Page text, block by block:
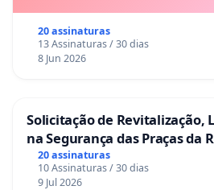
20 assinaturas
13 Assinaturas / 30 dias
8 Jun 2026
Solicitação de Revitalização,
na Segurança das Praças da
Sete Ilhas
20 assinaturas
10 Assinaturas / 30 dias
9 Jul 2026